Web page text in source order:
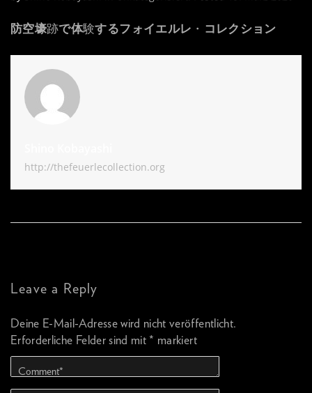
防空壕跡で体験するフォイエルレ ・ コレクション
http://thefeuerlecollection.org
Leave a Reply
Deine E-Mail-Adresse wird nicht veröffentlicht.
Erforderliche Felder sind mit * markiert